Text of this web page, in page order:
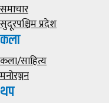
समाचार
सुदूरपश्चिम प्रदेश
कला
कला/साहित्य
मनोरञ्जन
थप